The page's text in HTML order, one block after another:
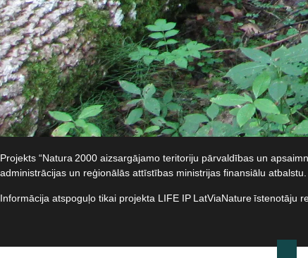
Projekts “Natura 2000 aizsargājamo teritoriju pārvaldības un
administrācijas un reģionālās attīstības ministrijas finansiālu atbalstu.​
Informācija atspoguļo tikai projekta LIFE IP LatViaNature īstenotāju